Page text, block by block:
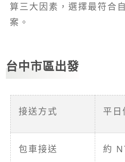
算三大因素，選擇最符合
案。
台中市區出發
接送方式 平日
包車接送 約